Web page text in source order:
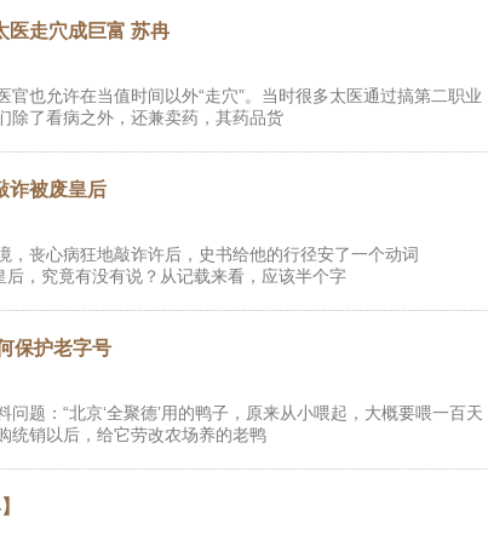
医走穴成巨富 苏冉
官也允许在当值时间以外“走穴”。当时很多太医通过搞第二职业
除了看病之外，还兼卖药，其药品货
诈被废皇后
，丧心病狂地敲诈许后，史书给他的行径安了一个动词
，究竟有没有说？从记载来看，应该半个字
保护老字号
题：“北京‘全聚德’用的鸭子，原来从小喂起，大概要喂一百天
统销以后，给它劳改农场养的老鸭